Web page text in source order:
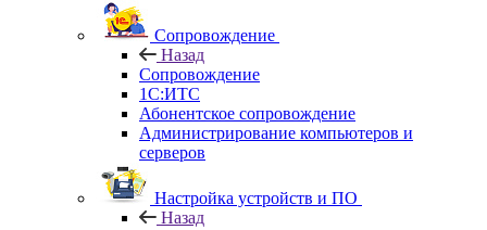
Сопровождение
Назад
Сопровождение
1C:ИТС
Абонентское сопровождение
Администрирование компьютеров и
серверов
Настройка устройств и ПО
Назад